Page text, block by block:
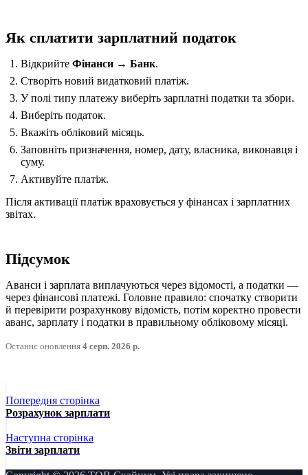
Як сплатити зарплатний податок
Відкрийте Фінанси → Банк.
Створіть новий видатковий платіж.
У полі типу платежу виберіть зарплатні податки та збори.
Виберіть податок.
Вкажіть обліковий місяць.
Заповніть призначення, номер, дату, власника, виконавця і
суму.
Активуйте платіж.
Після активації платіж враховується у фінансах і зарплатних
звітах.
Підсумок
Аванси і зарплата виплачуються через відомості, а податки —
через фінансові платежі. Головне правило: спочатку створити
й перевірити розрахункову відомість, потім коректно провести
аванс, зарплату і податки в правильному обліковому місяці.
Останнє оновлення 4 серп. 2026 р.
Попередня сторінка
Розрахунок зарплати
Наступна сторінка
Звіти зарплати